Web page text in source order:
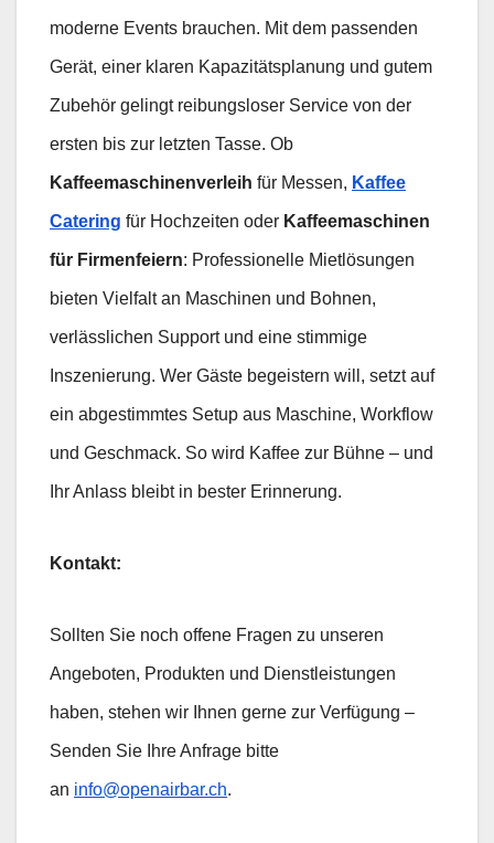
moderne Events brauchen. Mit dem passenden
Gerät, einer klaren Kapazitätsplanung und gutem
Zubehör gelingt reibungsloser Service von der
ersten bis zur letzten Tasse. Ob
Kaffeemaschinenverleih für Messen, Kaffee
Catering für Hochzeiten oder Kaffeemaschinen
für Firmenfeiern: Professionelle Mietlösungen
bieten Vielfalt an Maschinen und Bohnen,
verlässlichen Support und eine stimmige
Inszenierung. Wer Gäste begeistern will, setzt auf
ein abgestimmtes Setup aus Maschine, Workflow
und Geschmack. So wird Kaffee zur Bühne – und
Ihr Anlass bleibt in bester Erinnerung.
Kontakt:
Sollten Sie noch offene Fragen zu unseren
Angeboten, Produkten und Dienstleistungen
haben, stehen wir Ihnen gerne zur Verfügung –
Senden Sie Ihre Anfrage bitte
an info@openairbar.ch.